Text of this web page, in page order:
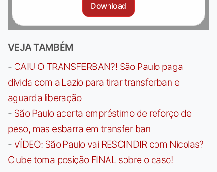
Download
VEJA TAMBÉM
- CAIU O TRANSFERBAN?! São Paulo paga
dívida com a Lazio para tirar transferban e
aguarda liberação
- São Paulo acerta empréstimo de reforço de
peso, mas esbarra em transfer ban
- VÍDEO: São Paulo vai RESCINDIR com Nicolas?
Clube toma posição FINAL sobre o caso!